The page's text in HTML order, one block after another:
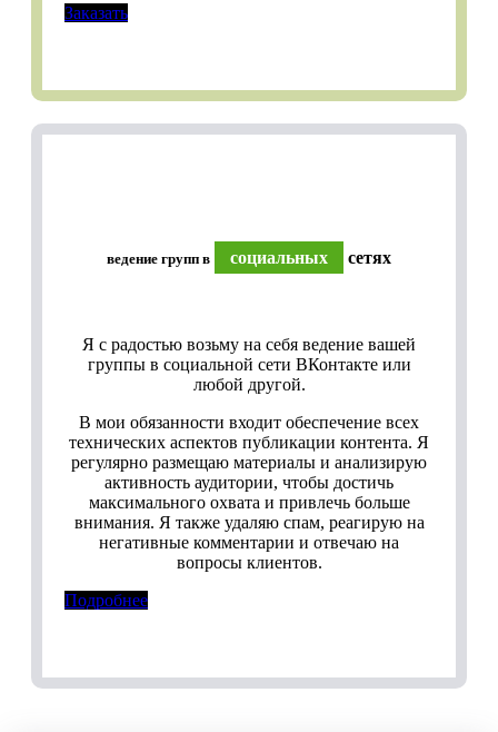
Заказать
ведение групп в социальных сетях
Я с радостью возьму на себя ведение вашей
группы в социальной сети ВКонтакте или
любой другой.
В мои обязанности входит обеспечение всех
технических аспектов публикации контента. Я
регулярно размещаю материалы и анализирую
активность аудитории, чтобы достичь
максимального охвата и привлечь больше
внимания. Я также удаляю спам, реагирую на
негативные комментарии и отвечаю на
вопросы клиентов.
Подробнее